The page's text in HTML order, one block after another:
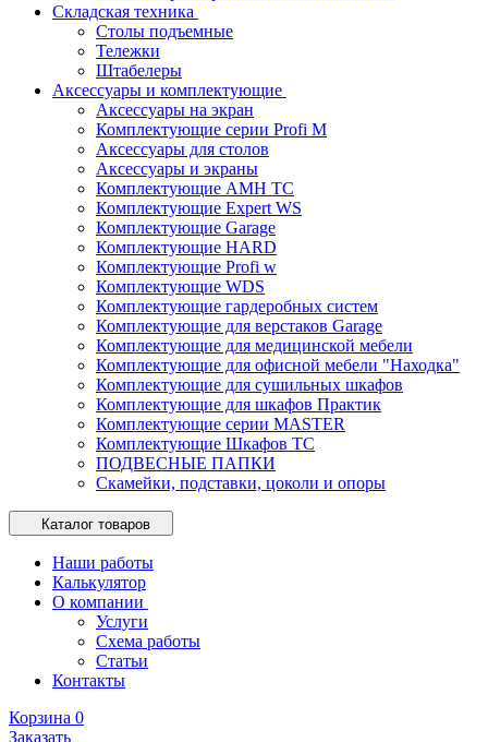
Складская техника
Столы подъемные
Тележки
Штабелеры
Аксессуары и комплектующие
Аксессуары на экран
Комплектующие серии Profi M
Аксессуары для столов
Аксессуары и экраны
Комплектующие AMH TC
Комплектующие Expert WS
Комплектующие Garage
Комплектующие HARD
Комплектующие Profi w
Комплектующие WDS
Комплектующие гардеробных систем
Комплектующие для верстаков Garage
Комплектующие для медицинской мебели
Комплектующие для офисной мебели "Находка"
Комплектующие для сушильных шкафов
Комплектующие для шкафов Практик
Комплектующие серии MASTER
Комплектующие Шкафов ТС
ПОДВЕСНЫЕ ПАПКИ
Скамейки, подставки, цоколи и опоры
Каталог товаров
Наши работы
Калькулятор
О компании
Услуги
Схема работы
Статьи
Контакты
Корзина 0
Заказать